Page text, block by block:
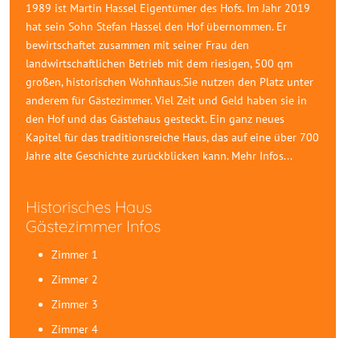
1989 ist Martin Hassel Eigentümer des Hofs. Im Jahr 2019
hat sein Sohn Stefan Hassel den Hof übernommen. Er
bewirtschaftet zusammen mit seiner Frau den
landwirtschaftlichen Betrieb mit dem riesigen, 500 qm
großen, historischen Wohnhaus.Sie nutzen den Platz unter
anderem für Gästezimmer. Viel Zeit und Geld haben sie in
den Hof und das Gästehaus gesteckt. Ein ganz neues
Kapitel für das traditionsreiche Haus, das auf eine über 700
Jahre alte Geschichte zurückblicken kann.Mehr Infos...
Historisches Haus
Gästezimmer Infos
Zimmer 1
Zimmer 2
Zimmer 3
Zimmer 4